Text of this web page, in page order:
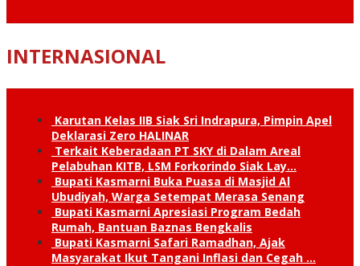
INTERNASIONAL
Karutan Kelas IIB Siak Sri Indrapura, Pimpin Apel
Deklarasi Zero HALINAR
Terkait Keberadaan PT SKY di Dalam Areal
Pelabuhan KITB, LSM Forkorindo Siak Lay…
Bupati Kasmarni Buka Puasa di Masjid Al
Ubudiyah, Warga Setempat Merasa Senang
Bupati Kasmarni Apresiasi Program Bedah
Rumah, Bantuan Baznas Bengkalis
Bupati Kasmarni Safari Ramadhan, Ajak
Masyarakat Ikut Tangani Inflasi dan Cegah …